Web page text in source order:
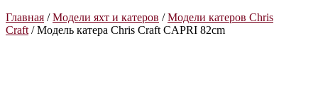
Главная /Модели яхт и катеров /Модели катеров Chris
Craft / Модель катера Chris Craft CAPRI 82cm